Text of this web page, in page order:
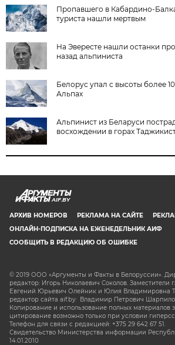
Пропавшего в Кабардино-
туриста нашли мертвым
На Эвересте нашли останки
назад альпиниста
Белорус упал с высоты более
Альпах
Альпинист из Беларуси
восхождении в горах
AIF.BY
АРХИВ НОМЕРОВ РЕКЛАМА НА САЙТЕ
ОНЛАЙН-ПОДПИСКА НА ЕЖЕНЕДЕЛЬНИК АИФ
СООБЩИТЬ В РЕДАКЦИЮ ОБ ОШИБКЕ
© 2019 ООО «Аргументы и Факты в Белоруссии».
редактор: Игорь Николаевич Соколов. Заместители
Евгений Юрьевич Олейник и Юлия Владимировна
редактор сайта aif.by: Владимир Петрович
Копирование и использование полных материалов
цитирование возможно только при условии
Телефон для связи с редакцией: +375 29 642 67 51.
Свидетельство Министерства информации
14.01.2010